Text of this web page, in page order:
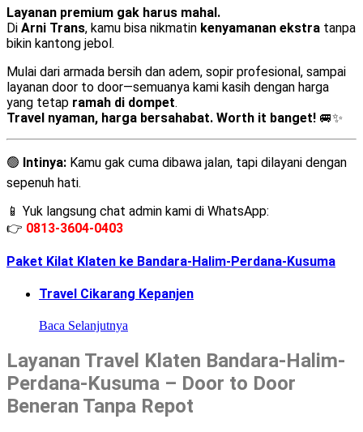
Layanan premium gak harus mahal.
Di Arni Trans, kamu bisa nikmatin kenyamanan ekstra tanpa
bikin kantong jebol.
Mulai dari armada bersih dan adem, sopir profesional, sampai
layanan door to door—semuanya kami kasih dengan harga
yang tetap ramah di dompet.
Travel nyaman, harga bersahabat. Worth it banget! 🚐✨
🟢 Intinya: Kamu gak cuma dibawa jalan, tapi dilayani dengan
sepenuh hati.
📱 Yuk langsung chat admin kami di WhatsApp:
👉 0813-3604-0403
Paket Kilat Klaten ke Bandara-Halim-Perdana-Kusuma
Travel Cikarang Kepanjen
Baca Selanjutnya
Layanan Travel Klaten Bandara-Halim-
Perdana-Kusuma – Door to Door
Beneran Tanpa Repot